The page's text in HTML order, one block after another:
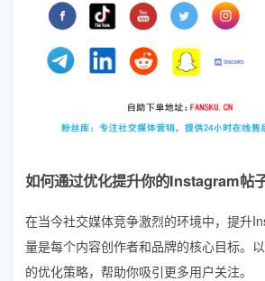
如何通过优化提升你的Instagram帖
在当今社交媒体竞争激烈的环境中，提升
量是每个内容创作者和品牌的核心目标。
的优化策略，帮助你吸引更多用户关注。